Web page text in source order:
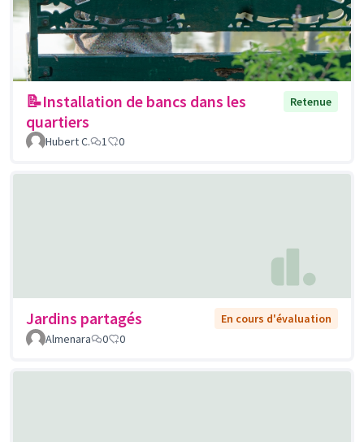
📝Installation de bancs dans les
quartiers
Retenue
Hubert C. 1 0
Jardins partagés
En cours d'évaluation
Almenara
0 0